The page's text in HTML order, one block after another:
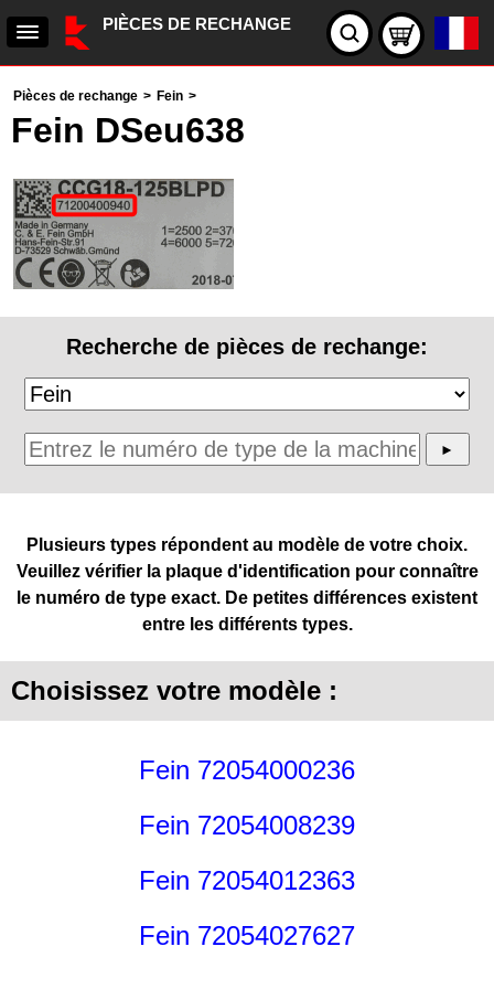
PIÈCES DE RECHANGE
Pièces de rechange > Fein >
Fein DSeu638
Recherche de pièces de rechange:
Plusieurs types répondent au modèle de votre choix.
Veuillez vérifier la plaque d'identification pour connaître
le numéro de type exact. De petites différences existent
entre les différents types.
Choisissez votre modèle :
Fein 72054000236
Fein 72054008239
Fein 72054012363
Fein 72054027627